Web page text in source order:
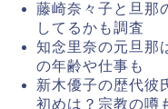
藤崎奈々子と旦那
してるかも調査
知念里奈の元旦那
の年齢や仕事も
新木優子の歴代彼
初めは？宗教の噂